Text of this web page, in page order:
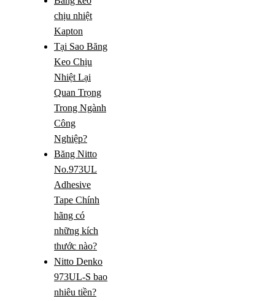
chịu nhiệt
Kapton
Tại Sao Băng
Keo Chịu
Nhiệt Lại
Quan Trọng
Trong Ngành
Công
Nghiệp?
Băng Nitto
No.973UL
Adhesive
Tape Chính
hãng có
những kích
thước nào?
Nitto Denko
973UL-S bao
nhiêu tiền?